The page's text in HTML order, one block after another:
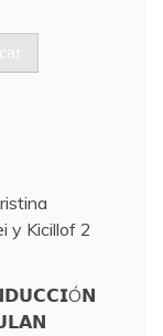
y Kicillof 2